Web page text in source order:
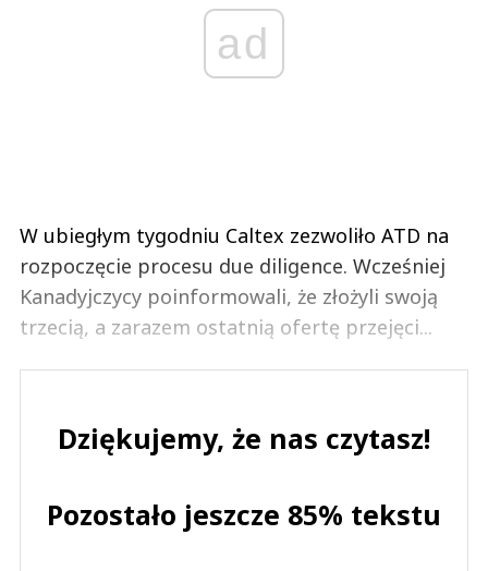
ad
W ubiegłym tygodniu Caltex zezwoliło ATD na
rozpoczęcie procesu due diligence. Wcześniej
Kanadyjczycy poinformowali, że złożyli swoją
trzecią, a zarazem ostatnią ofertę przejęci...
Dziękujemy, że nas czytasz!
Pozostało jeszcze 85% tekstu